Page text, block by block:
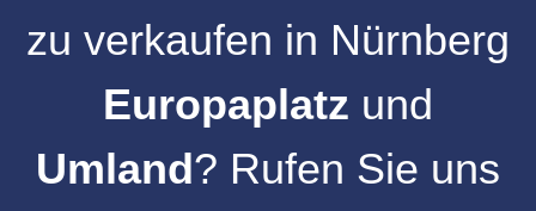
zu verkaufen in Nürnberg
Europaplatz und
Umland? Rufen Sie uns